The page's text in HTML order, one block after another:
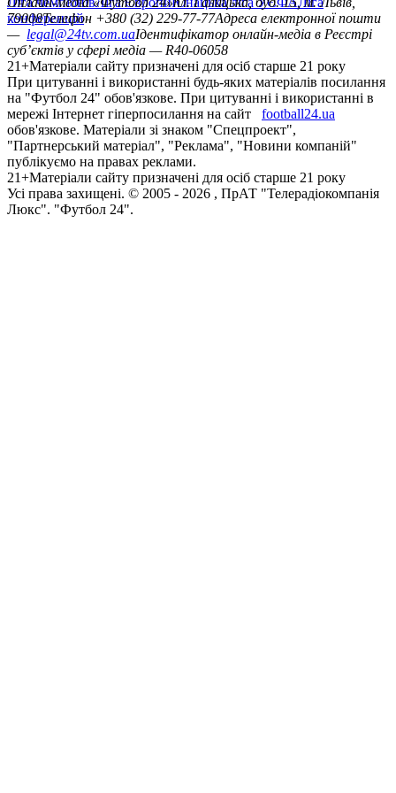
конференцій
79008Телефон +380 (32) 229-77-77Адреса електронної пошти
— legal@24tv.com.uaІдентифікатор онлайн-медіа в Реєстрі
суб’єктів у сфері медіа — R40-06058
21+Матеріали сайту призначені для осіб старше 21 року
При цитуванні і використанні будь-яких матеріалів посилання
на "Футбол 24" обов'язкове. При цитуванні і використанні в
мережі Інтернет гіперпосилання на сайт
football24.ua
обов'язкове. Матеріали зі знаком "Спецпроект",
"Партнерський матеріал", "Реклама", "Новини компаній"
публікуємо на правах реклами.
21+Матеріали сайту призначені для осіб старше 21 року
Усi права захищенi. © 2005 - 2026 , ПрАТ "Телерадіокомпанія
Люкс". "Футбол 24".